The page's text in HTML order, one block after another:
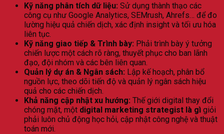
Kỹ năng phân tích dữ liệu: Sử dụng thành thạo các
công cụ như Google Analytics, SEMrush, Ahrefs… để đo
lường hiệu quả chiến dịch, xác định insight và tối ưu hóa
liên tục.
Kỹ năng giao tiếp & Trình bày: Phải trình bày ý tưởng
chiến lược một cách rõ ràng, thuyết phục cho ban lãnh
đạo, đội nhóm và các bên liên quan.
Quản lý dự án & Ngân sách: Lập kế hoạch, phân bổ
nguồn lực, theo dõi tiến độ và quản lý ngân sách hiệu
quả cho các chiến dịch.
Khả năng cập nhật xu hướng: Thế giới digital thay đổi
chóng mặt, một digital marketing strategist là gì giỏi
phải luôn chủ động học hỏi, cập nhật công nghệ và thuật
toán mới.